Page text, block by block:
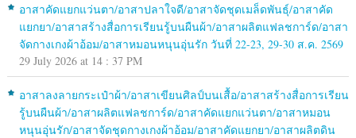
อาสาคัดแยกแว่นตา/อาสาปลาใจดี/อาสาจัดชุดเมล็ดพันธุ์/อาสาคัด
แยกยา/อาสาสร้างสื่อการเรียนรู้บนผืนผ้า/อาสาผลิตแฟลชการ์ด/อาสา
จัดกางเกงผ้าอ้อม/อาสาหมอนหนุนอุ่นรัก วันที่ 22-23, 29-30 ส.ค. 2569
29 July 2026 at 14 : 37 PM
อาสาลงลายกระเป๋าผ้า/อาสาเขียนศิลป์บนเสื้อ/อาสาสร้างสื่อการเรียน
รู้บนผืนผ้า/อาสาผลิตแฟลชการ์ด/อาสาคัดแยกแว่นตา/อาสาหมอน
หนุนอุ่นรัก/อาสาจัดชุดกางเกงผ้าอ้อม/อาสาคัดแยกยา/อาสาผลิตดิน